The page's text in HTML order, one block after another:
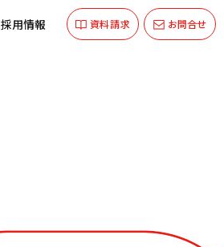
採用情報 資料請求 お問合せ